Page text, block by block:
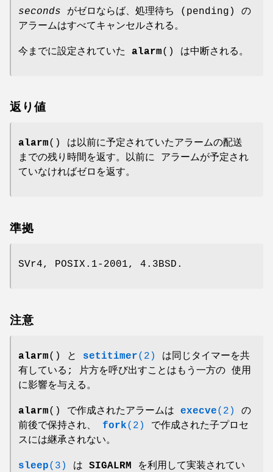
seconds がゼロならば、処理待ち (pending) の
アラームはすべてキャンセルされる。
今までに設定されていた alarm() は中断される。
返り値
alarm() は以前に予定されていたアラームの配送
までの残り時間を返す。以前に アラームが予定され
ていなければゼロを返す。
準拠
SVr4, POSIX.1-2001, 4.3BSD.
注意
alarm() と setitimer(2)
は同じタイマーを共
有している; 片方を呼び出すことはもう一方の 使用
に影響を与える。
alarm() で作成されたアラームは execve(2)
の
前後で保持され、 fork(2)
で作成された子プロセ
スには継承されない。
sleep(3) は SIGALRM を利用して実装されてい